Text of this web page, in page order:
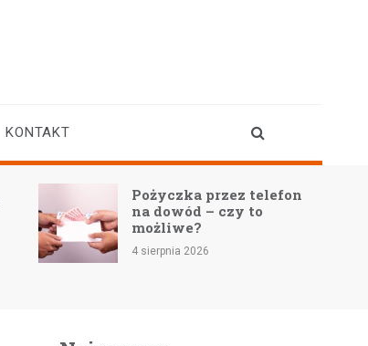
KONTAKT
Pożyczka przez telefon
na dowód – czy to
możliwe?
4 sierpnia 2026